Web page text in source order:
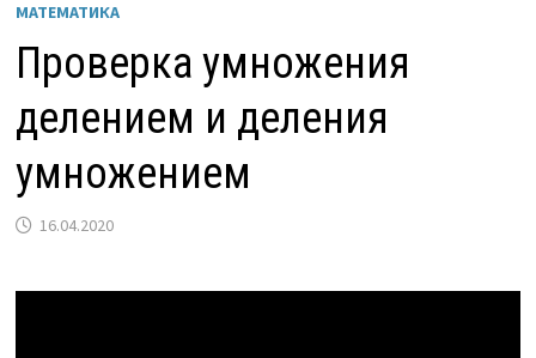
МАТЕМАТИКА
Проверка умножения
делением и деления
умножением
16.04.2020